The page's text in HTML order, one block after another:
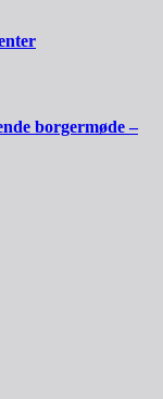
borgermøde –